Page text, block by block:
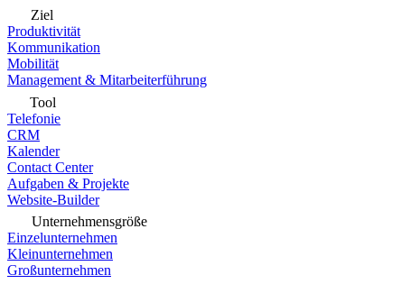
Ziel
Produktivität
Kommunikation
Mobilität
Management & Mitarbeiterführung
Tool
Telefonie
CRM
Kalender
Contact Center
Aufgaben & Projekte
Website-Builder
Unternehmensgröße
Einzelunternehmen
Kleinunternehmen
Großunternehmen